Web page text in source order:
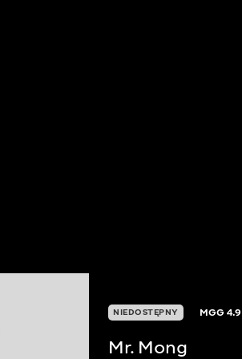
NIEDOSTĘPNY MGG4.9
Mr. Mong